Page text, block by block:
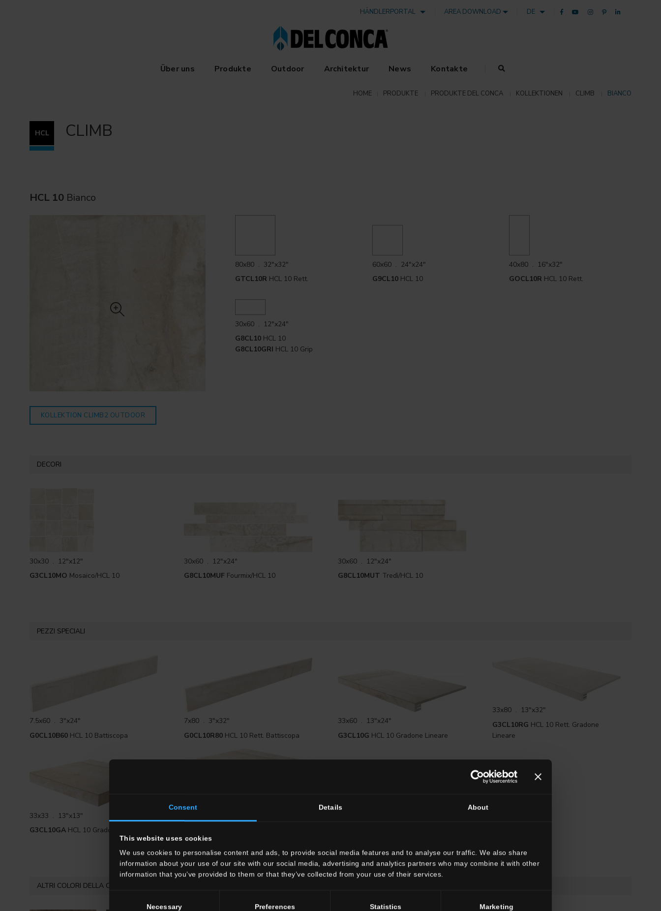
Consent Details About
This website uses cookies
We use cookies to personalise content and ads, to provide social media features and to analyse our traffic. We also share
information about your use of our site with our social media, advertising and analytics partners who may combine it with other
information that you’ve provided to them or that they’ve collected from your use of their services.
Necessary Preferences Statistics Marketing
HÄNDLERPORTAL AREA DOWNLOAD DE
Über uns Produkte Outdoor Architektur News Kontakte
HOME PRODUKTE PRODUKTE DEL CONCA KOLLEKTIONEN CLIMB BIANCO
HCL CLIMB
HCL 10 Bianco
KOLLEKTION CLIMB2 OUTDOOR
80x80 . 32"x32"
GTCL10R HCL 10 Rett.
60x60 . 24"x24"
G9CL10HCL 10
40x80 . 16"x32"
GOCL10R HCL 10 Rett.
30x60 . 12"x24"
G8CL10 HCL 10
G8CL10GRI HCL 10 Grip
DECORI
30x30 . 12"x12"
G3CL10MO Mosaico/HCL 10
30x60 . 12"x24"
G8CL10MUF Fourmix/HCL 10
30x60 . 12"x24"
G8CL10MUT Tredì/HCL 10
PEZZI SPECIALI
7.5x60 . 3"x24"
G0CL10B60 HCL 10 Battiscopa
7x80 . 3"x32"
G0CL10R80HCL 10 Rett. Battiscopa
33x60 . 13"x24"
G3CL10G HCL 10 Gradone Lineare
33x80 . 13"x32"
G3CL10RG HCL 10 Rett. Gradone
Lineare
33x33 . 13"x13"
G3CL10GA HCL 10 Gradone Angolare
33x33 . 13"x13"
G3CL10RGAHCL 10 Rett. Gradone
ALTRI COLORI DELLA COLLEZIONE